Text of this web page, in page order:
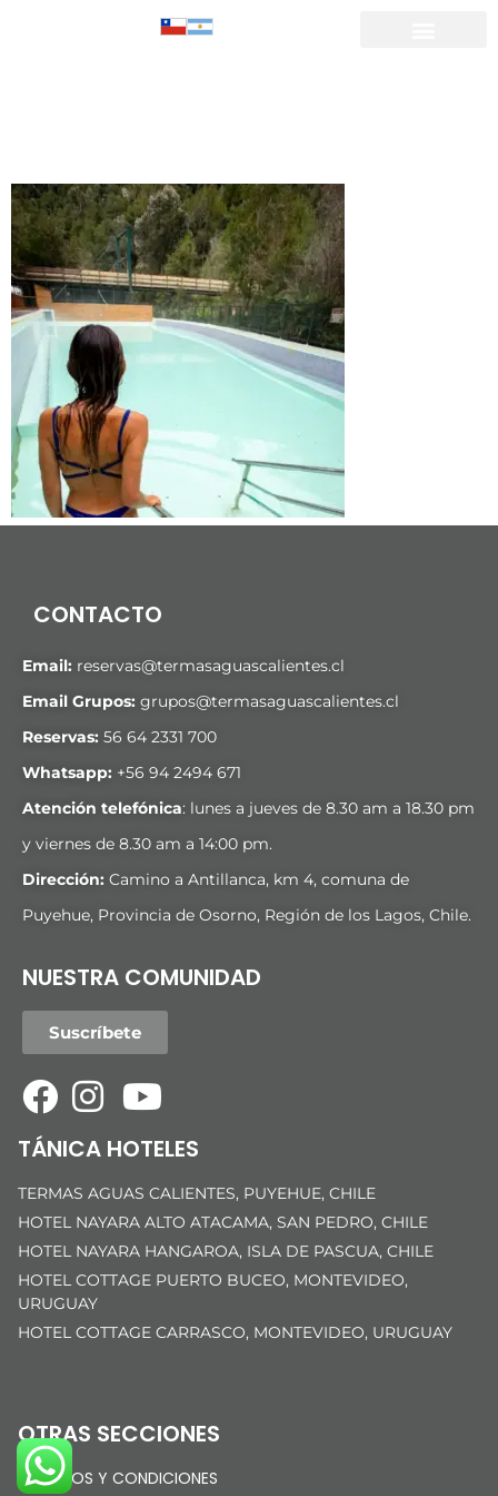
CONTACTO
Email: reservas@termasaguascalientes.cl
Email Grupos: grupos@termasaguascalientes.cl
Reservas: 56 64 2331 700
Whatsapp: +56 94 2494 671
Atención telefónica: lunes a jueves de 8.30 am a 18.30 pm
y viernes de 8.30 am a 14:00 pm.
Dirección: Camino a Antillanca, km 4, comuna de
Puyehue, Provincia de Osorno, Región de los Lagos, Chile.
NUESTRA COMUNIDAD
Suscríbete
TÁNICA HOTELES
TERMAS AGUAS CALIENTES, PUYEHUE, CHILE
HOTEL NAYARA ALTO ATACAMA, SAN PEDRO, CHILE
HOTEL NAYARA HANGAROA, ISLA DE PASCUA, CHILE
HOTEL COTTAGE PUERTO BUCEO, MONTEVIDEO,
URUGUAY
HOTEL COTTAGE CARRASCO, MONTEVIDEO, URUGUAY
OTRAS SECCIONES
TÉRMINOS Y CONDICIONES